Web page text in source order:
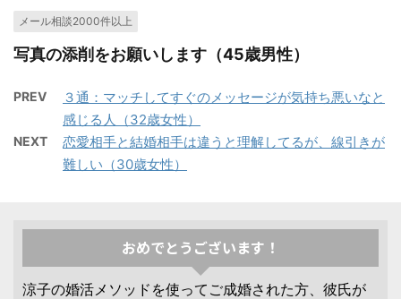
メール相談2000件以上
写真の添削をお願いします（45歳男性）
PREV
３通：マッチしてすぐのメッセージが気持ち悪いなと
感じる人（32歳女性）
NEXT
恋愛相手と結婚相手は違うと理解してるが、線引きが
難しい（30歳女性）
おめでとうございます！
涼子の婚活メソッドを使ってご成婚された方、彼氏が